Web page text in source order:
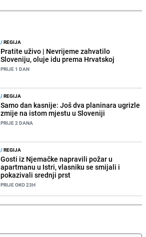
/REGIJA
Pratite uživo | Nevrijeme zahvatilo
Sloveniju, oluje idu prema Hrvatskoj
PRIJE 1 DAN
/REGIJA
Samo dan kasnije: Još dva planinara ugrizle
zmije na istom mjestu u Sloveniji
PRIJE 2 DANA
/REGIJA
Gosti iz Njemačke napravili požar u
apartmanu u Istri, vlasniku se smijali i
pokazivali srednji prst
PRIJE OKO 23H